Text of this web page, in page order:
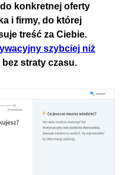
konkretnej oferty
i firmy, do której
treść za Ciebie.
szybciej niż
straty czasu.